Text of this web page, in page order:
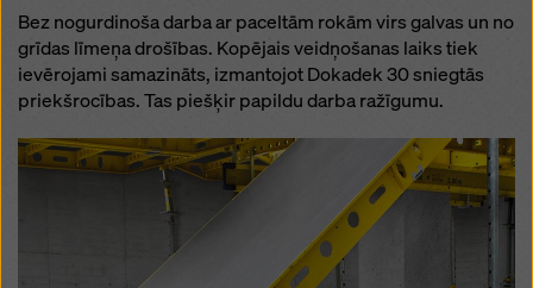
Bez nogurdinoša darba ar paceltām rokām virs galvas un no
grīdas līmeņa drošības. Kopējais veidņošanas laiks tiek
ievērojami samazināts, izmantojot Dokadek 30 sniegtās
priekšrocības. Tas piešķir papildu darba ražīgumu.